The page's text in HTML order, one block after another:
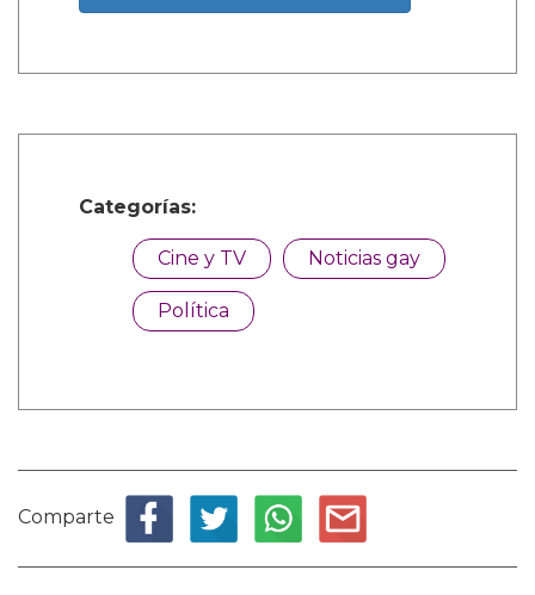
Categorías:
Cine y TV Noticias gay
Política
Comparte